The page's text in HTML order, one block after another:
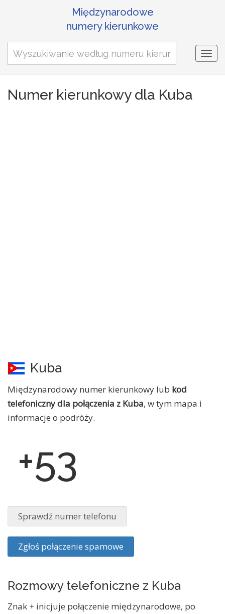
Międzynarodowe
numery kierunkowe
Numer kierunkowy dla Kuba
Kuba
Międzynarodowy numer kierunkowy lub kod
telefoniczny dla połączenia z Kuba, w tym mapa i
informacje o podróży.
+53
Sprawdź numer telefonu
Zgłoś połączenie spamowe
Rozmowy telefoniczne z Kuba
Znak + inicjuje połączenie międzynarodowe, po